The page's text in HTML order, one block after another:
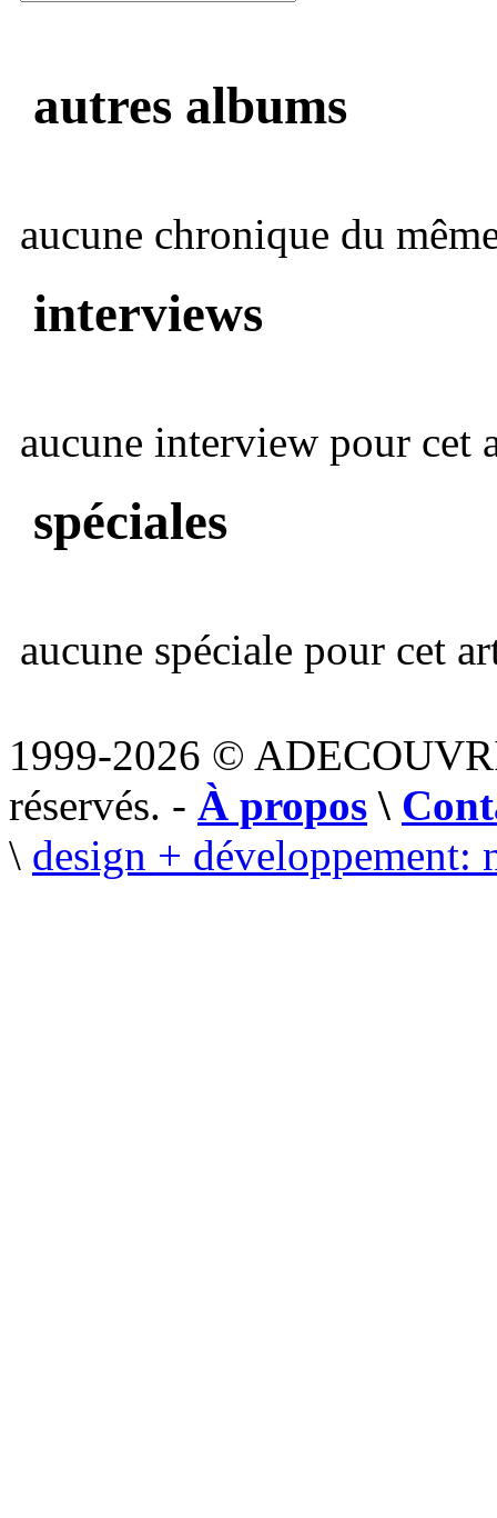
autres albums
aucune chronique du
interviews
aucune interview pour cet
spéciales
aucune spéciale pour cet
1999-2026 ©
réservés. - À propos \
\ design + développement: